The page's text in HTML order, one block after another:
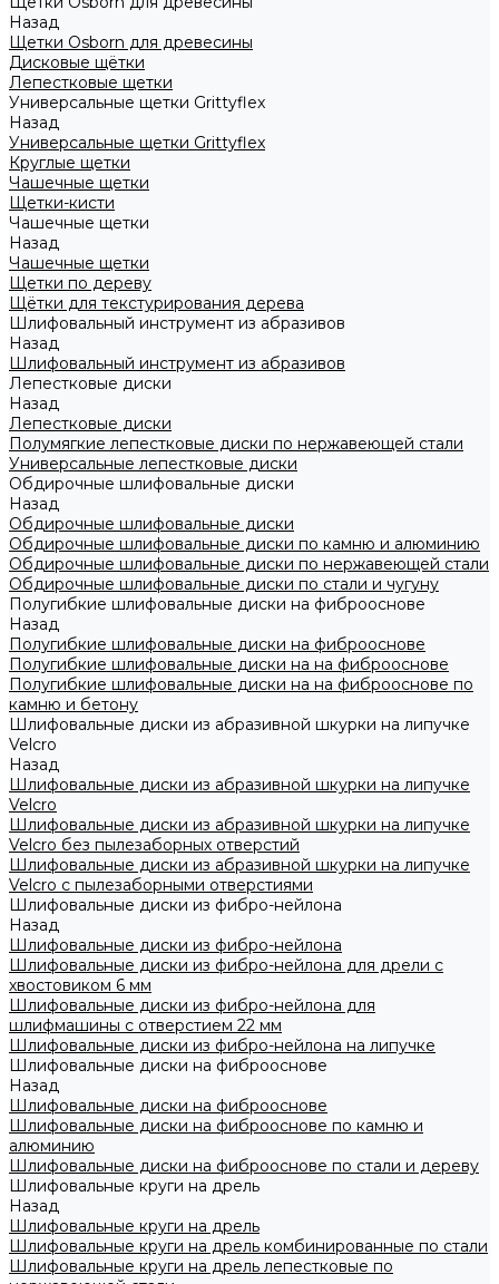
Назад
Щетки Osborn для древесины
Дисковые щётки
Лепестковые щетки
Универсальные щетки Grittyflex
Назад
Универсальные щетки Grittyflex
Круглые щетки
Чашечные щетки
Щетки-кисти
Чашечные щетки
Назад
Чашечные щетки
Щетки по дереву
Щётки для текстурирования дерева
Шлифовальный инструмент из абразивов
Назад
Шлифовальный инструмент из абразивов
Лепестковые диски
Назад
Лепестковые диски
Полумягкие лепестковые диски по нержавеющей стали
Универсальные лепестковые диски
Обдирочные шлифовальные диски
Назад
Обдирочные шлифовальные диски
Обдирочные шлифовальные диски по камню и алюминию
Обдирочные шлифовальные диски по нержавеющей стали
Обдирочные шлифовальные диски по стали и чугуну
Полугибкие шлифовальные диски на фиброоснове
Назад
Полугибкие шлифовальные диски на фиброоснове
Полугибкие шлифовальные диски на на фиброоснове
Полугибкие шлифовальные диски на на фиброоснове по
камню и бетону
Шлифовальные диски из абразивной шкурки на липучке
Velcro
Назад
Шлифовальные диски из абразивной шкурки на липучке
Velcro
Шлифовальные диски из абразивной шкурки на липучке
Velcro без пылезаборных отверстий
Шлифовальные диски из абразивной шкурки на липучке
Velcro с пылезаборными отверстиями
Шлифовальные диски из фибро-нейлона
Назад
Шлифовальные диски из фибро-нейлона
Шлифовальные диски из фибро-нейлона для дрели с
хвостовиком 6 мм
Шлифовальные диски из фибро-нейлона для
шлифмашины с отверстием 22 мм
Шлифовальные диски из фибро-нейлона на липучке
Шлифовальные диски на фиброоснове
Назад
Шлифовальные диски на фиброоснове
Шлифовальные диски на фиброоснове по камню и
алюминию
Шлифовальные диски на фиброоснове по стали и дереву
Шлифовальные круги на дрель
Назад
Шлифовальные круги на дрель
Шлифовальные круги на дрель комбинированные по стали
Шлифовальные круги на дрель лепестковые по